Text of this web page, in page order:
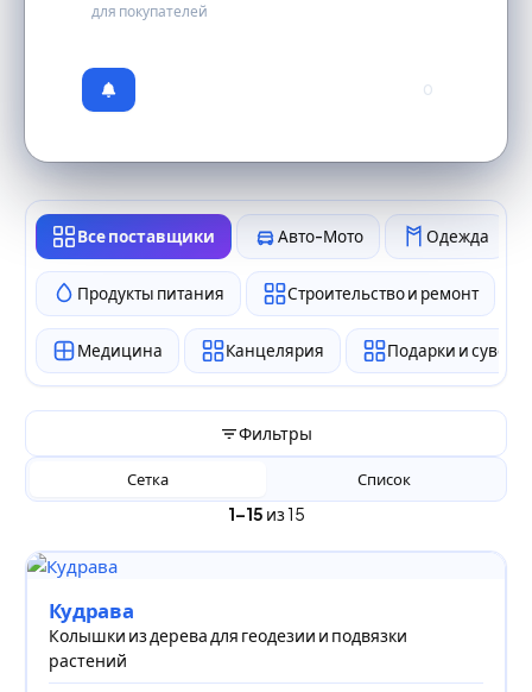
для покупателей
0
Все поставщики Авто-Мото Одежда
Продукты питания Строительство и ремонт
Медицина Канцелярия Подарки и
Фильтры
1–15 из 15
Сетка Список
Кудрава
Колышки из дерева для геодезии и подвязки
растений